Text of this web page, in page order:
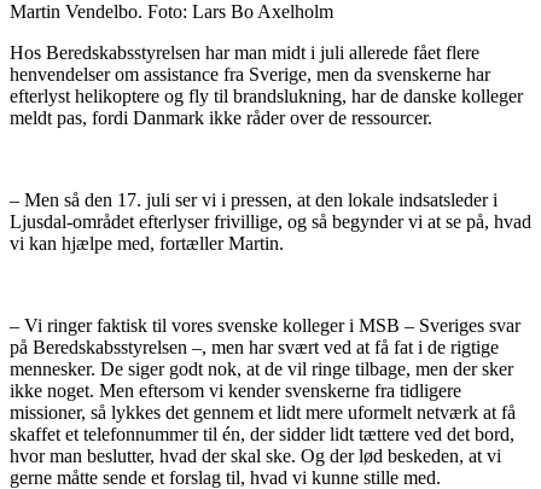
Martin Vendelbo. Foto: Lars Bo Axelholm
Hos Beredskabsstyrelsen har man midt i juli allerede fået flere
henvendelser om assistance fra Sverige, men da svenskerne har
efterlyst helikoptere og fly til brandslukning, har de danske kolleger
meldt pas, fordi Danmark ikke råder over de ressourcer.
– Men så den 17. juli ser vi i pressen, at den lokale indsatsleder i
Ljusdal-området efterlyser frivillige, og så begynder vi at se på, hvad
vi kan hjælpe med, fortæller Martin.
– Vi ringer faktisk til vores svenske kolleger i MSB – Sveriges svar
på Beredskabsstyrelsen –, men har svært ved at få fat i de rigtige
mennesker. De siger godt nok, at de vil ringe tilbage, men der sker
ikke noget. Men eftersom vi kender svenskerne fra tidligere
missioner, så lykkes det gennem et lidt mere uformelt netværk at få
skaffet et telefonnummer til én, der sidder lidt tættere ved det bord,
hvor man beslutter, hvad der skal ske. Og der lød beskeden, at vi
gerne måtte sende et forslag til, hvad vi kunne stille med.